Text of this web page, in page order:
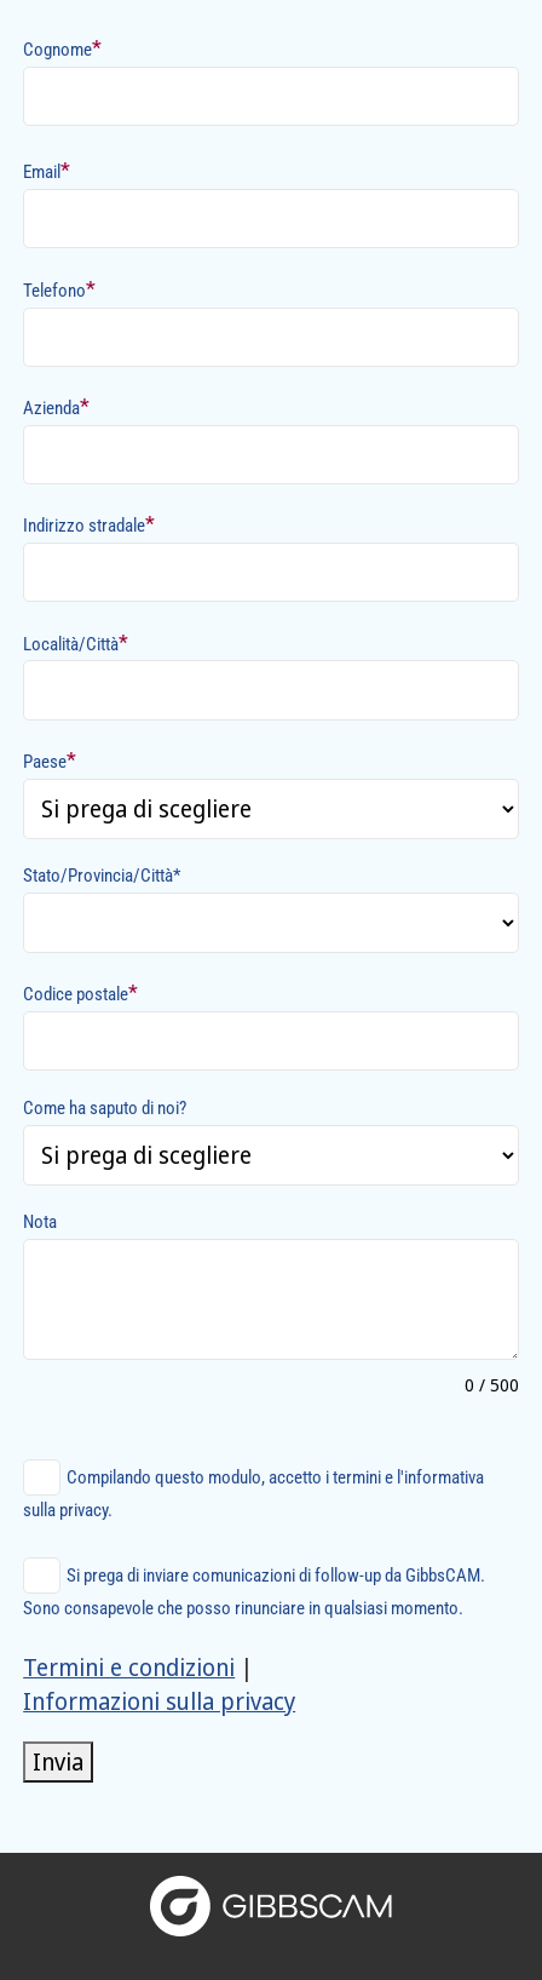
Cognome*
Email*
Telefono*
Azienda*
Indirizzo stradale*
Località/Città*
Paese*
Stato/Provincia/Città*
Codice postale*
Come ha saputo di noi?
Nota
0 / 500
Compilando questo modulo, accetto i termini e l'informativa
sulla privacy.
Si prega di inviare comunicazioni di follow-up da GibbsCAM.
Sono consapevole che posso rinunciare in qualsiasi momento.
Termini e condizioni |
Informazioni sulla privacy
Invia